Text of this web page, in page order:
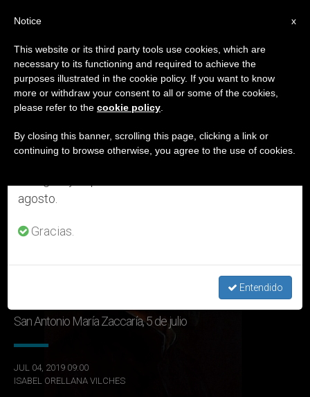
ETIQUETA
Posts Tagged
‘barnabitas’
ÚLTIMAS NOTICIAS
San Antonio María Zaccaría, 5 de julio
JUL 04, 2019 09:00
ISABEL ORELLANA VILCHES
×
Aviso importante
Del 27 de julio al 7 de agosto haremos la pausa
anual, aprovechando que en el periodo de verano
se generan menos informaciones y también el
agosto.
Gracias.
Entendido
x
Notice
This website or its third party tools use cookies, which are
necessary to its functioning and required to achieve the
purposes illustrated in the cookie policy. If you want to know
more or withdraw your consent to all or some of the cookies,
please refer to the cookie policy
By closing this banner, scrolling this page, clicking a link or
continuing to browse otherwise, you agree to the use of cookies.